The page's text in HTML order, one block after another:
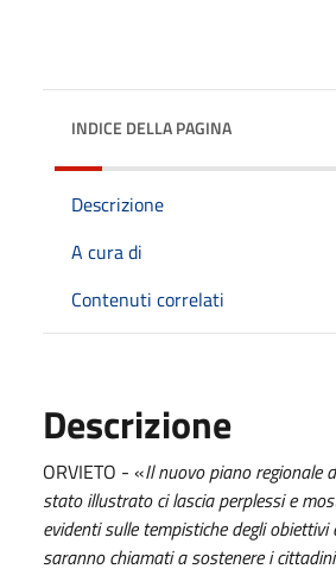
INDICE DELLA PAGINA
Descrizione
A cura di
Contenuti correlati
Descrizione
ORVIETO - «Il nuovo piano regionale
stato illustrato ci lascia perplessi e
evidenti sulle tempistiche degli obiettivi
saranno chiamati a sostenere i cittadini